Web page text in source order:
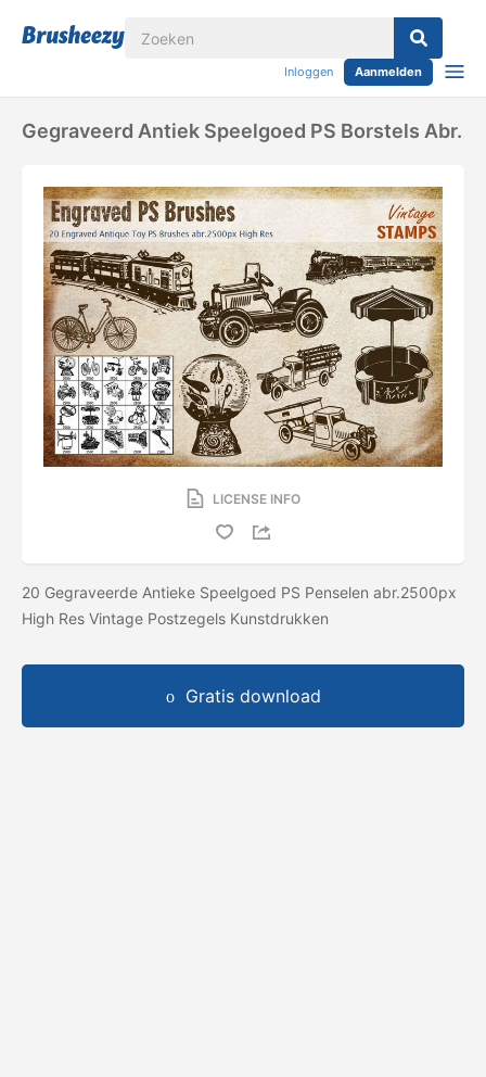
Inloggen Aanmelden
Gegraveerd Antiek Speelgoed PS Borstels Abr.
LICENSE INFO
20 Gegraveerde Antieke Speelgoed PS Penselen abr.2500px
High Res Vintage Postzegels Kunstdrukken
Gratis download